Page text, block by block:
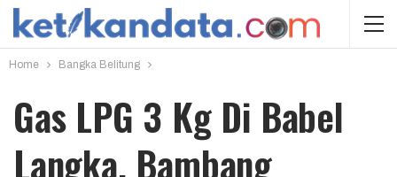
Home Bangka Belitung
Gas LPG 3 Kg Di Babel
Langka, Bambang